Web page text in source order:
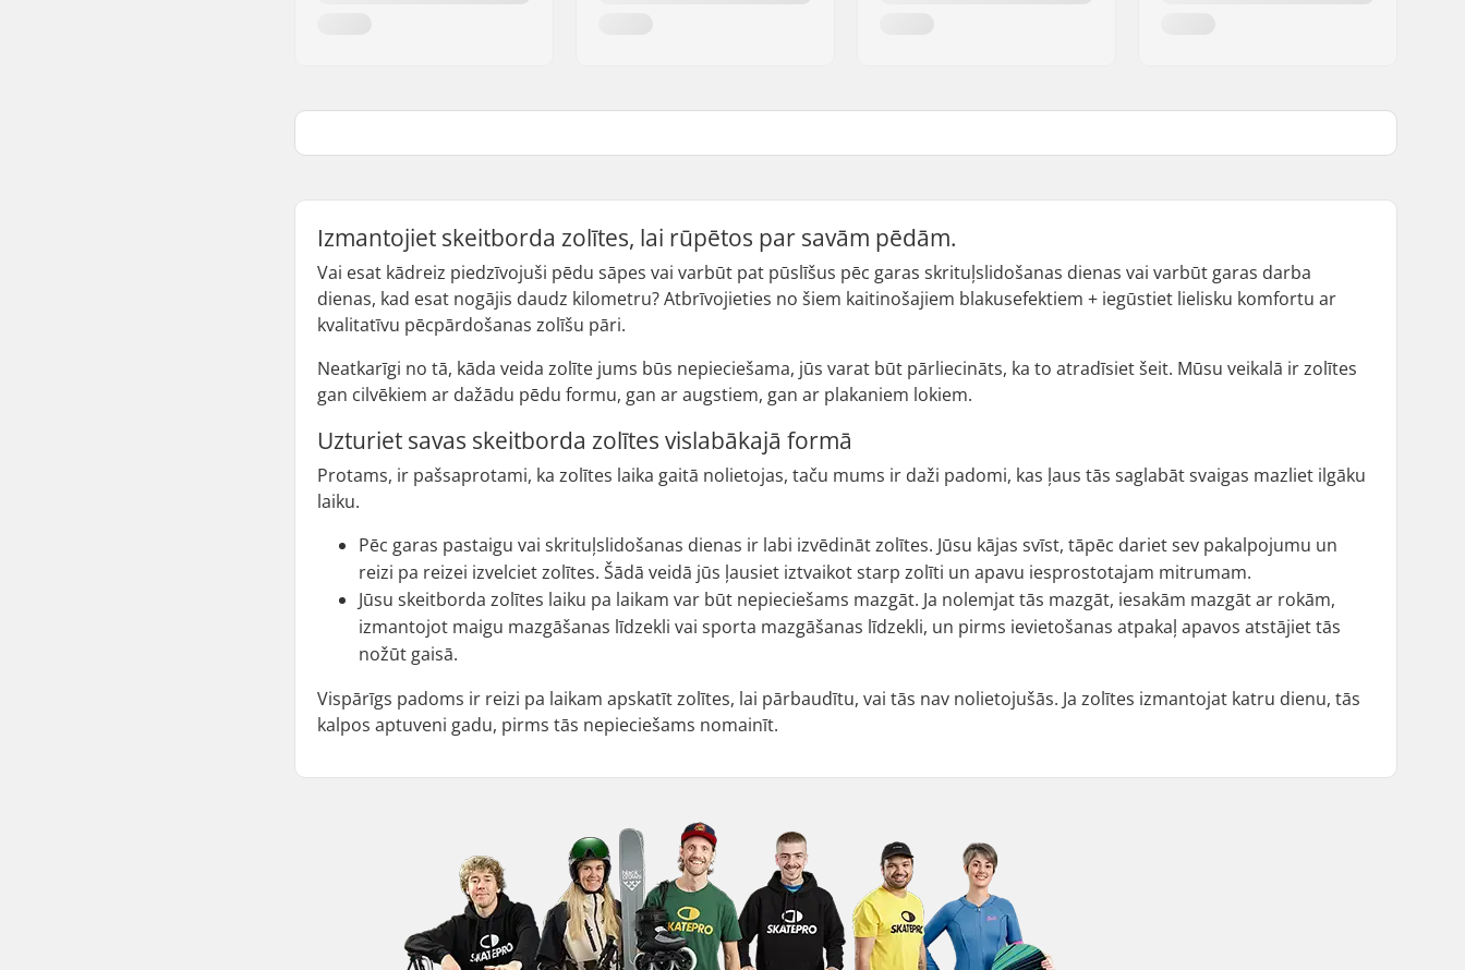
Izmantojiet skeitborda zolītes, lai rūpētos par savām pēdām.
Vai esat kādreiz piedzīvojuši pēdu sāpes vai varbūt pat pūslīšus pēc garas skrituļslidošanas dienas vai varbūt garas darba
dienas, kad esat nogājis daudz kilometru? Atbrīvojieties no šiem kaitinošajiem blakusefektiem + iegūstiet lielisku komfortu ar
kvalitatīvu pēcpārdošanas zolīšu pāri.
Neatkarīgi no tā, kāda veida zolīte jums būs nepieciešama, jūs varat būt pārliecināts, ka to atradīsiet šeit. Mūsu veikalā ir zolītes
gan cilvēkiem ar dažādu pēdu formu, gan ar augstiem, gan ar plakaniem lokiem.
Uzturiet savas skeitborda zolītes vislabākajā formā
Protams, ir pašsaprotami, ka zolītes laika gaitā nolietojas, taču mums ir daži padomi, kas ļaus tās saglabāt svaigas mazliet ilgāku
laiku.
Pēc garas pastaigu vai skrituļslidošanas dienas ir labi izvēdināt zolītes. Jūsu kājas svīst, tāpēc dariet sev pakalpojumu un
reizi pa reizei izvelciet zolītes. Šādā veidā jūs ļausiet iztvaikot starp zolīti un apavu iesprostotajam mitrumam.
Jūsu skeitborda zolītes laiku pa laikam var būt nepieciešams mazgāt. Ja nolemjat tās mazgāt, iesakām mazgāt ar rokām,
izmantojot maigu mazgāšanas līdzekli vai sporta mazgāšanas līdzekli, un pirms ievietošanas atpakaļ apavos atstājiet tās
nožūt gaisā.
Vispārīgs padoms ir reizi pa laikam apskatīt zolītes, lai pārbaudītu, vai tās nav nolietojušās. Ja zolītes izmantojat katru dienu, tās
kalpos aptuveni gadu, pirms tās nepieciešams nomainīt.